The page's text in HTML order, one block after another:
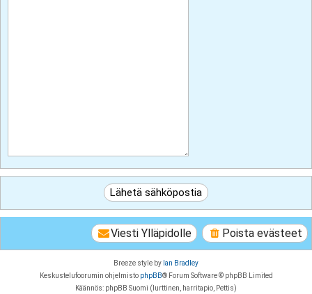
Poista evästeet
Viesti Ylläpidolle
Breeze style by Ian Bradley
Keskustelufoorumin ohjelmisto phpBB® Forum Software © phpBB Limited
Käännös: phpBB Suomi (lurttinen, harritapio, Pettis)